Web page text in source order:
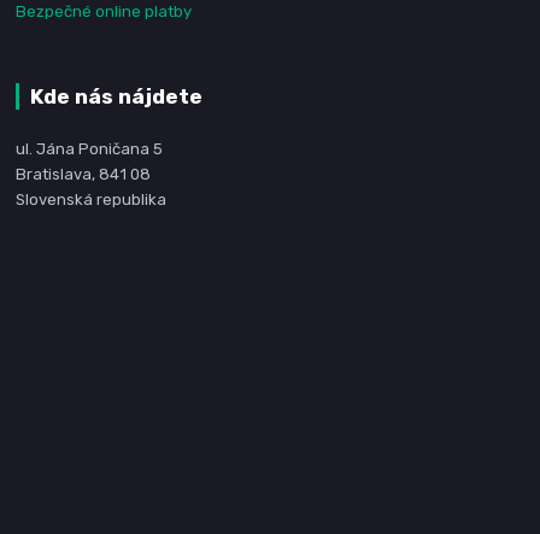
Bezpečné online platby
Kde nás nájdete
ul. Jána Poničana 5
Bratislava, 841 08
Slovenská republika